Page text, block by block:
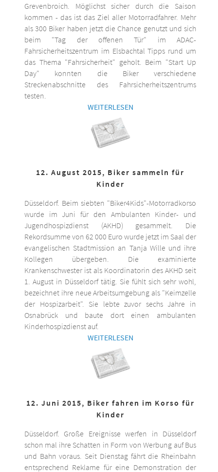
Grevenbroich. Möglichst sicher durch die Saison
kommen - das ist das Ziel aller Motorradfahrer. Mehr
als 300 Biker haben jetzt die Chance genutzt und sich
beim "Tag der offenen Tür" im ADAC-
Fahrsicherheitszentrum im Elsbachtal Tipps rund um
das Thema "Fahrsicherheit" geholt. Beim "Start Up
Day" konnten die Biker verschiedene
Streckenabschnitte des Fahrsicherheitszentrums
testen.
WEITERLESEN
12. August 2015, Biker sammeln für
Kinder
Düsseldorf. Beim siebten "Biker4Kids"-Motorradkorso
wurde im Juni für den Ambulanten Kinder- und
Jugendhospizdienst (AKHD) gesammelt. Die
Rekordsumme von 62 000 Euro wurde jetzt im Saal der
evangelischen Stadtmission an Tanja Wille und ihre
Kollegen übergeben. Die examinierte
Krankenschwester ist als Koordinatorin des AKHD seit
1. August in Düsseldorf tätig. Sie fühlt sich sehr wohl,
bezeichnet ihre neue Arbeitsumgebung als "Keimzelle
der Hospizarbeit". Sie lebte zuvor sechs Jahre in
Osnabrück und baute dort einen ambulanten
Kinderhospizdienst auf.
WEITERLESEN
12. Juni 2015, Biker fahren im Korso für
Kinder
Düsseldorf. Große Ereignisse werfen in Düsseldorf
schon mal ihre Schatten in Form von Werbung auf Bus
und Bahn voraus. Seit Dienstag fährt die Rheinbahn
entsprechend Reklame für eine Demonstration der